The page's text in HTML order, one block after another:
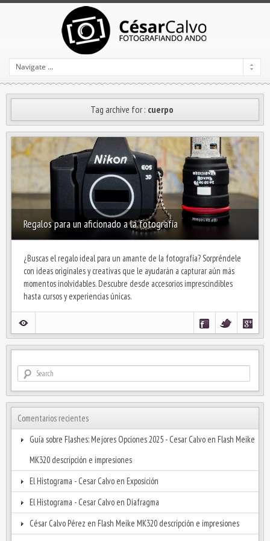
Tag archive for : cuerpo
Regalos para un aficionado a la fotografía
¿Buscas el regalo ideal para un amante de la fotografía? Sorpréndele
con ideas originales y creativas que le ayudarán a capturar aún más
momentos inolvidables. Descubre desde accesorios imprescindibles
hasta cursos y experiencias únicas.
Comentarios recientes
Guía sobre Flashes: Mejores Opciones 2025 - Cesar Calvo en Flash Meike
MK320 descripción e impresiones
El Histograma - Cesar Calvo en Exposición
El Histograma - Cesar Calvo en Diafragma
César Calvo Pérez en Flash Meike MK320 descripción e impresiones